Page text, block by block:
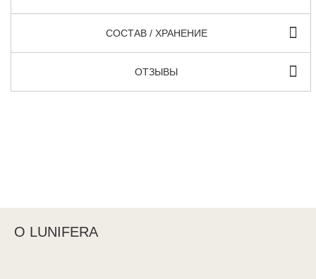
СОСТАВ / ХРАНЕНИЕ
ОТЗЫВЫ
О LUNIFERA